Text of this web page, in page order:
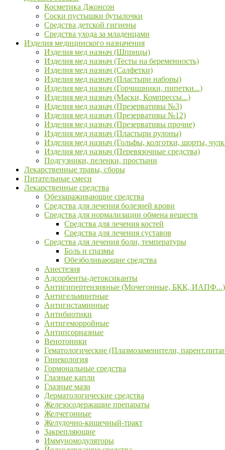
Косметика Джонсон
Соски пустышки бутылочки
Средства детской гигиены
Средства ухода за младенцами
Изделия медицинского назначения
Изделия мед назнач (Шприцы)
Изделия мед назнач (Тесты на беременность)
Изделия мед назнач (Салфетки)
Изделия мед назнач (Пластыри наборы)
Изделия мед назнач (Горчишники, пипетки...)
Изделия мед назнач (Маски, Компрессы...)
Изделия мед назнач (Презервативы №3)
Изделия мед назнач (Презервативы №12)
Изделия мед назнач (Презервативы прочие)
Изделия мед назнач (Пластыри рулоны)
Изделия мед назнач (Гольфы, колготки, шорты,
Изделия мед назнач (Перевязочные средства)
Подгузники, пеленки, простыни
Лекарственные травы, сборы
Питательные смеси
Лекарственные средства
Обеззараживающие средства
Средства для лечения болезней крови
Средства для нормализации обмена веществ
Средства для лечения костей
Средства для лечения суставов
Средства для лечения боли, температуры
Боль и спазмы
Обезболивающие средства
Анестезия
Адсорбенты-детоксиканты
Антигипертензивные (Мочегонные, БКК, ИАПФ...)
Антигельминтные
Антигистаминные
Антибиотики
Антигеморройные
Антипсориазные
Венотоники
Гематологические (Плазмозаменители,
Гинекология
Гормональные средства
Глазные капли
Глазные мази
Дерматологические средства
Железосодержащие препараты
Желчегонные
Желудочно-кишечный-тракт
Закрепляющие
Иммуномодуляторы